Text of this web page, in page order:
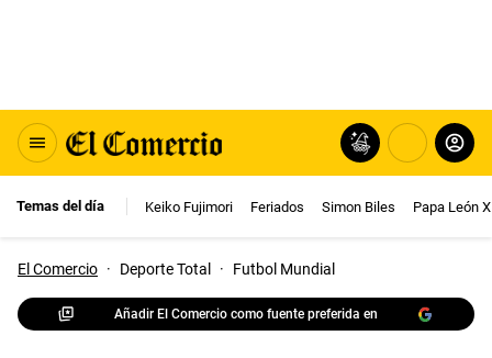
Temas del día Keiko Fujimori Feriados Simon Biles Papa León
El Comercio · Deporte Total · Futbol Mundial
Añadir El Comercio como fuente preferida en